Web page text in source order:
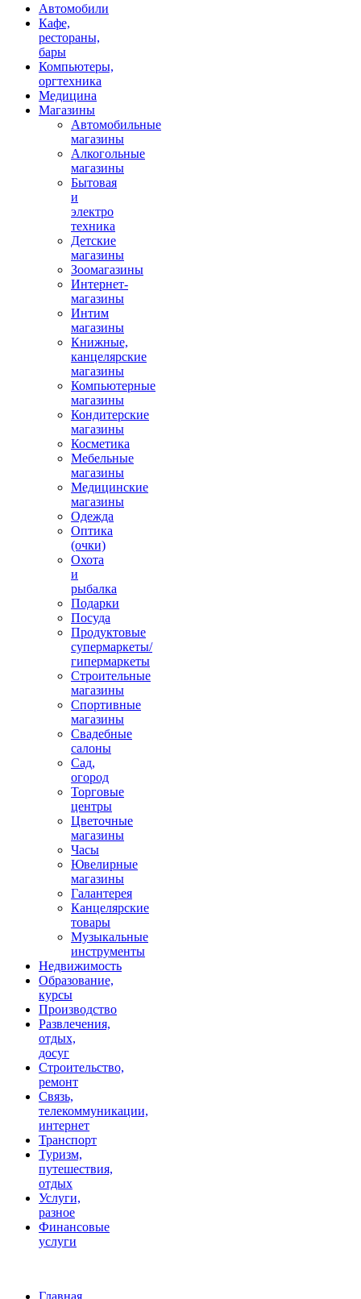
Автомобили
Кафе,
рестораны,
бары
Компьютеры,
оргтехника
Медицина
Магазины
Автомобильные
магазины
Алкогольные
магазины
Бытовая
и
электро
техника
Детские
магазины
Зоомагазины
Интернет-
магазины
Интим
магазины
Книжные,
канцелярские
магазины
Компьютерные
магазины
Кондитерские
магазины
Косметика
Мебельные
магазины
Медицинские
магазины
Одежда
Оптика
(очки)
Охота
и
рыбалка
Подарки
Посуда
Продуктовые
супермаркеты/
гипермаркеты
Строительные
магазины
Спортивные
магазины
Свадебные
салоны
Сад,
огород
Торговые
центры
Цветочные
магазины
Часы
Ювелирные
магазины
Галантерея
Канцелярские
товары
Музыкальные
инструменты
Недвижимость
Образование,
курсы
Производство
Развлечения,
отдых,
досуг
Строительство,
ремонт
Связь,
телекоммуникации,
интернет
Транспорт
Туризм,
путешествия,
отдых
Услуги,
разное
Финансовые
услуги
Главная